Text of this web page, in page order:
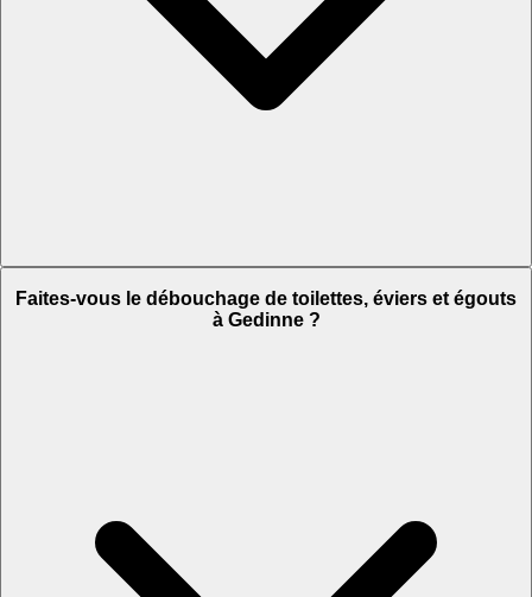
Faites-vous le débouchage de toilettes, éviers et égouts
à Gedinne ?